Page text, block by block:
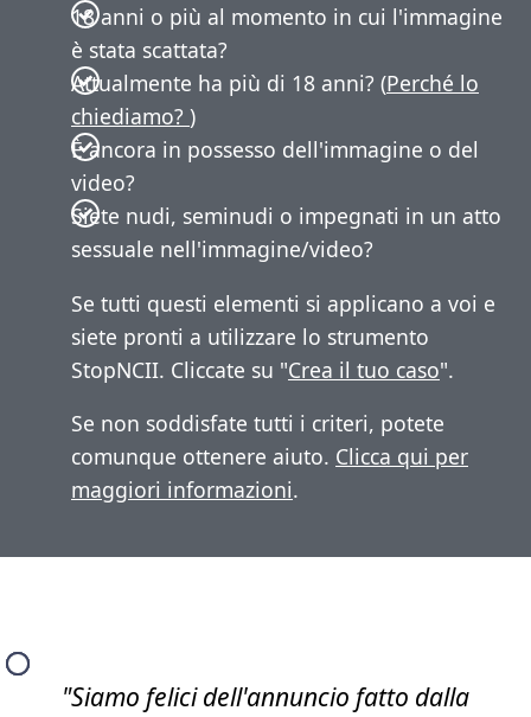
18 anni o più al momento in cui l'immagine
è stata scattata?
Attualmente ha più di 18 anni? (Perché lo
chiediamo? )
È ancora in possesso dell'immagine o del
video?
Siete nudi, seminudi o impegnati in un atto
sessuale nell'immagine/video?
Se tutti questi elementi si applicano a voi e
siete pronti a utilizzare lo strumento
StopNCII. Cliccate su "Crea il tuo caso".
Se non soddisfate tutti i criteri, potete
comunque ottenere aiuto. Clicca qui per
maggiori informazioni.
"Siamo felici dell'annuncio fatto dalla